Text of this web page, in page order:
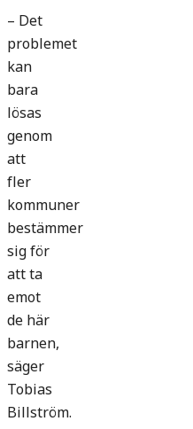
– Det
problemet
kan
bara
lösas
genom
att
fler
kommuner
bestämmer
sig för
att ta
emot
de här
barnen,
säger
Tobias
Billström.